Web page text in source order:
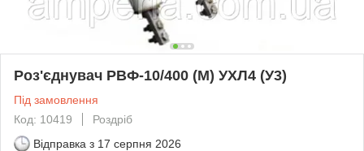
Роз'єднувач РВФ-10/400 (М) УХЛ4 (У3)
Під замовлення
Код: 10419
Роздріб
Відправка з 17 серпня 2026